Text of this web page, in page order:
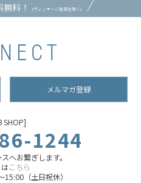
料！ （ヴィンテージ家具を除く）
メルマガ登録
SHOP]
1244
へお繋ぎします。
こちら
（土日祝休）